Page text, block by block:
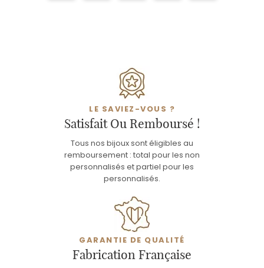
LE SAVIEZ-VOUS ?
Satisfait Ou Remboursé !
Tous nos bijoux sont éligibles au
remboursement : total pour les non
personnalisés et partiel pour les
personnalisés.
GARANTIE DE QUALITÉ
Fabrication Française